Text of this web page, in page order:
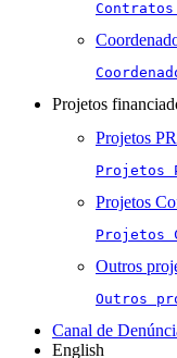
Projetos
Projetos
Projetos
Projetos
Projetos
Outros
Outros
Canal de
English